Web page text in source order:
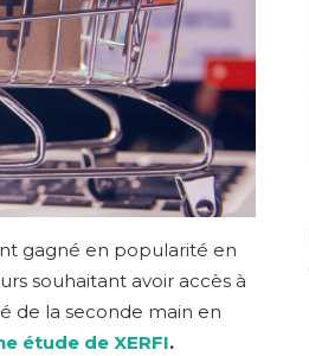
gagné en popularité en
souhaitant avoir accès à
de la seconde main en
étude de XERFI.